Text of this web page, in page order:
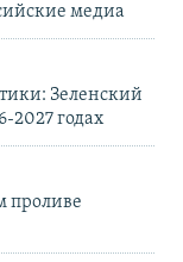
медиа
Зеленский
2027 годах
проливе